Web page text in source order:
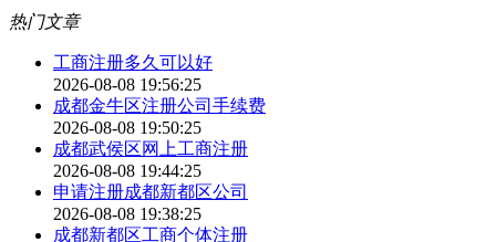
热门文章
工商注册多久可以好
2026-08-08 19:56:25
成都金牛区注册公司手续费
2026-08-08 19:50:25
成都武侯区网上工商注册
2026-08-08 19:44:25
申请注册成都新都区公司
2026-08-08 19:38:25
成都新都区工商个体注册